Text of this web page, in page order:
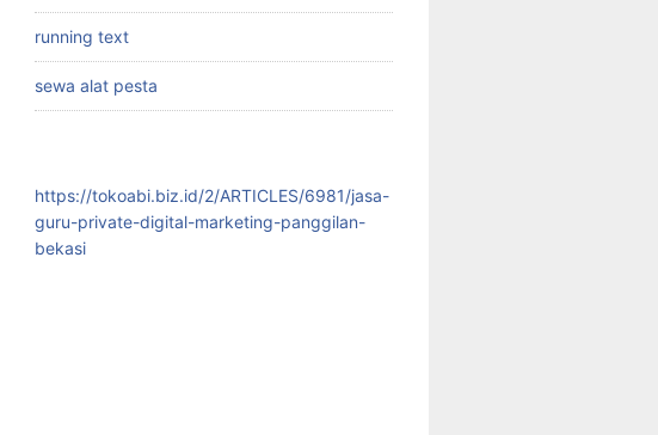
running text
sewa alat pesta
https://tokoabi.biz.id/2/ARTICLES/6981/jasa-
guru-private-digital-marketing-panggilan-
bekasi